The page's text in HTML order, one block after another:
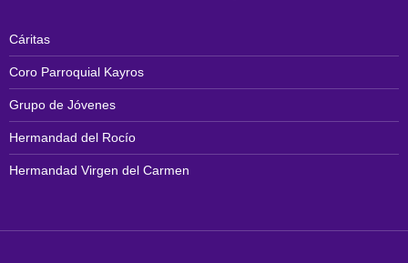
Cáritas
Coro Parroquial Kayros
Grupo de Jóvenes
Hermandad del Rocío
Hermandad Virgen del Carmen